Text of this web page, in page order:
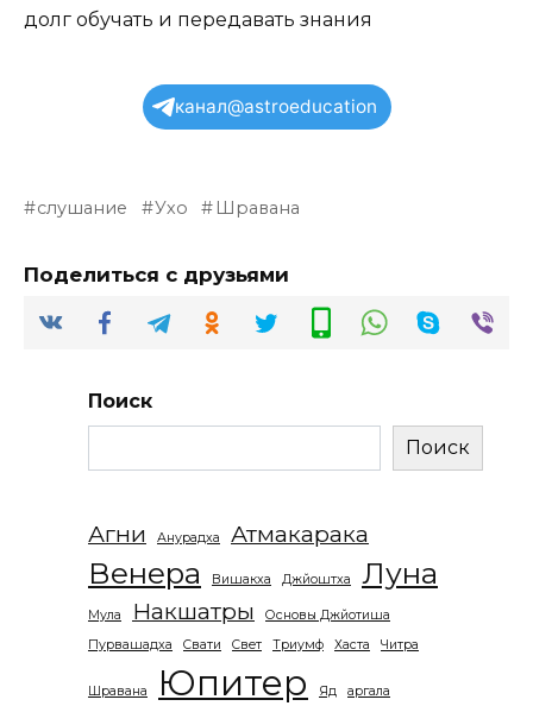
долг обучать и передавать знания
канал@astroeducation
слушание Ухо Шравана
Поделиться с друзьями
Поиск
Поиск
Агни Анурадха Атмакарака
Венера Вишакха Джйоштха Луна
Мула Накшатры
Основы Джйотиша
Пурвашадха
Свати Свет Триумф Хаста Читра
Шравана Юпитер Яд аргала